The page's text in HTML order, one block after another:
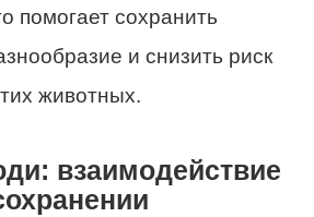
помогает сохранить
и снизить риск
животных.
взаимодействие